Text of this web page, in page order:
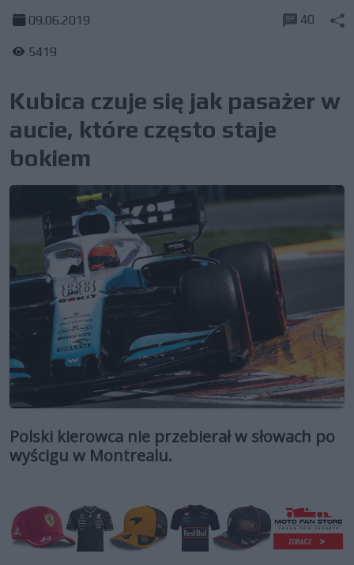
09.06.2019
5419
40
Kubica czuje się jak pasażer w
aucie, które często staje
bokiem
Polski kierowca nie przebierał w słowach po
wyścigu w Montrealu.